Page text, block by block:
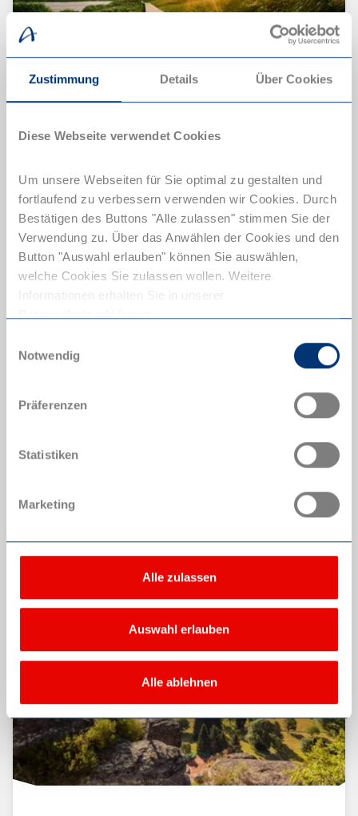
Zustimmung Details Über Cookies
Diese Webseite verwendet Cookies
Um unsere Webseiten für Sie optimal zu gestalten und
fortlaufend zu verbessern verwenden wir Cookies. Durch
Bestätigen des Buttons "Alle zulassen" stimmen Sie der
Verwendung zu. Über das Anwählen der Cookies und den
Button "Auswahl erlauben" können Sie auswählen,
welche Cookies Sie zulassen wollen. Weitere
Informationen erhalten Sie in unserer
Notwendig
Präferenzen
Statistiken
Marketing
Alle zulassen
Auswahl erlauben
Alle ablehnen
Ostsee